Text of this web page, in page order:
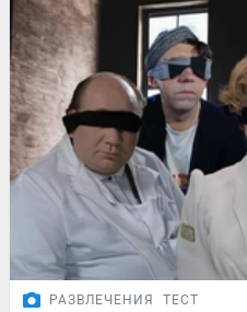
РАЗВЛЕЧЕНИЯ ТЕСТ